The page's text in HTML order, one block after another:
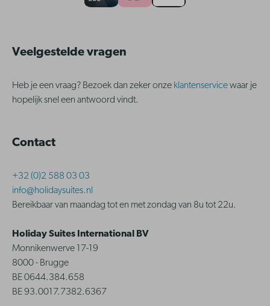
Veelgestelde vragen
Heb je een vraag? Bezoek dan zeker onze klantenservicewaar je
hopelijk snel een antwoord vindt.
Contact
+32 (0)2 588 03 03
info@holidaysuites.nl
Bereikbaar van maandag tot en met zondag van 8u tot 22u.
Holiday Suites International BV
Monnikenwerve 17-19
8000 - Brugge
BE 0644.384.658
BE 93.0017.7382.6367